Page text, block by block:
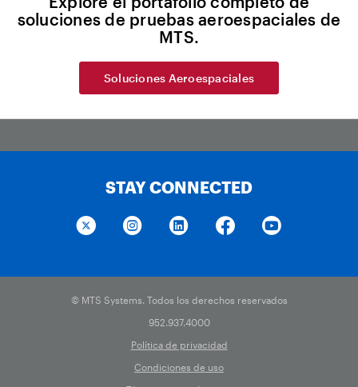
soluciones de pruebas aeroespaciales de
MTS.
Soluciones Aeroespaciales
STAY CONNECTED
© MTS Systems. Todos los derechos reservados
952.937.4000
Política de privacidad
Condiciones de uso